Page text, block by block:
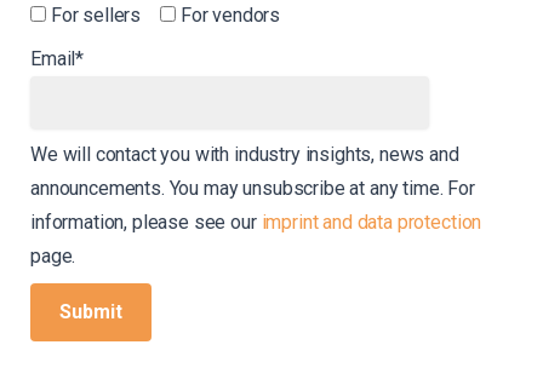
For sellers
For vendors
Email*
We will contact you with industry insights, news and
announcements. You may unsubscribe at any time. For
information, please see our imprint and data protection
page.